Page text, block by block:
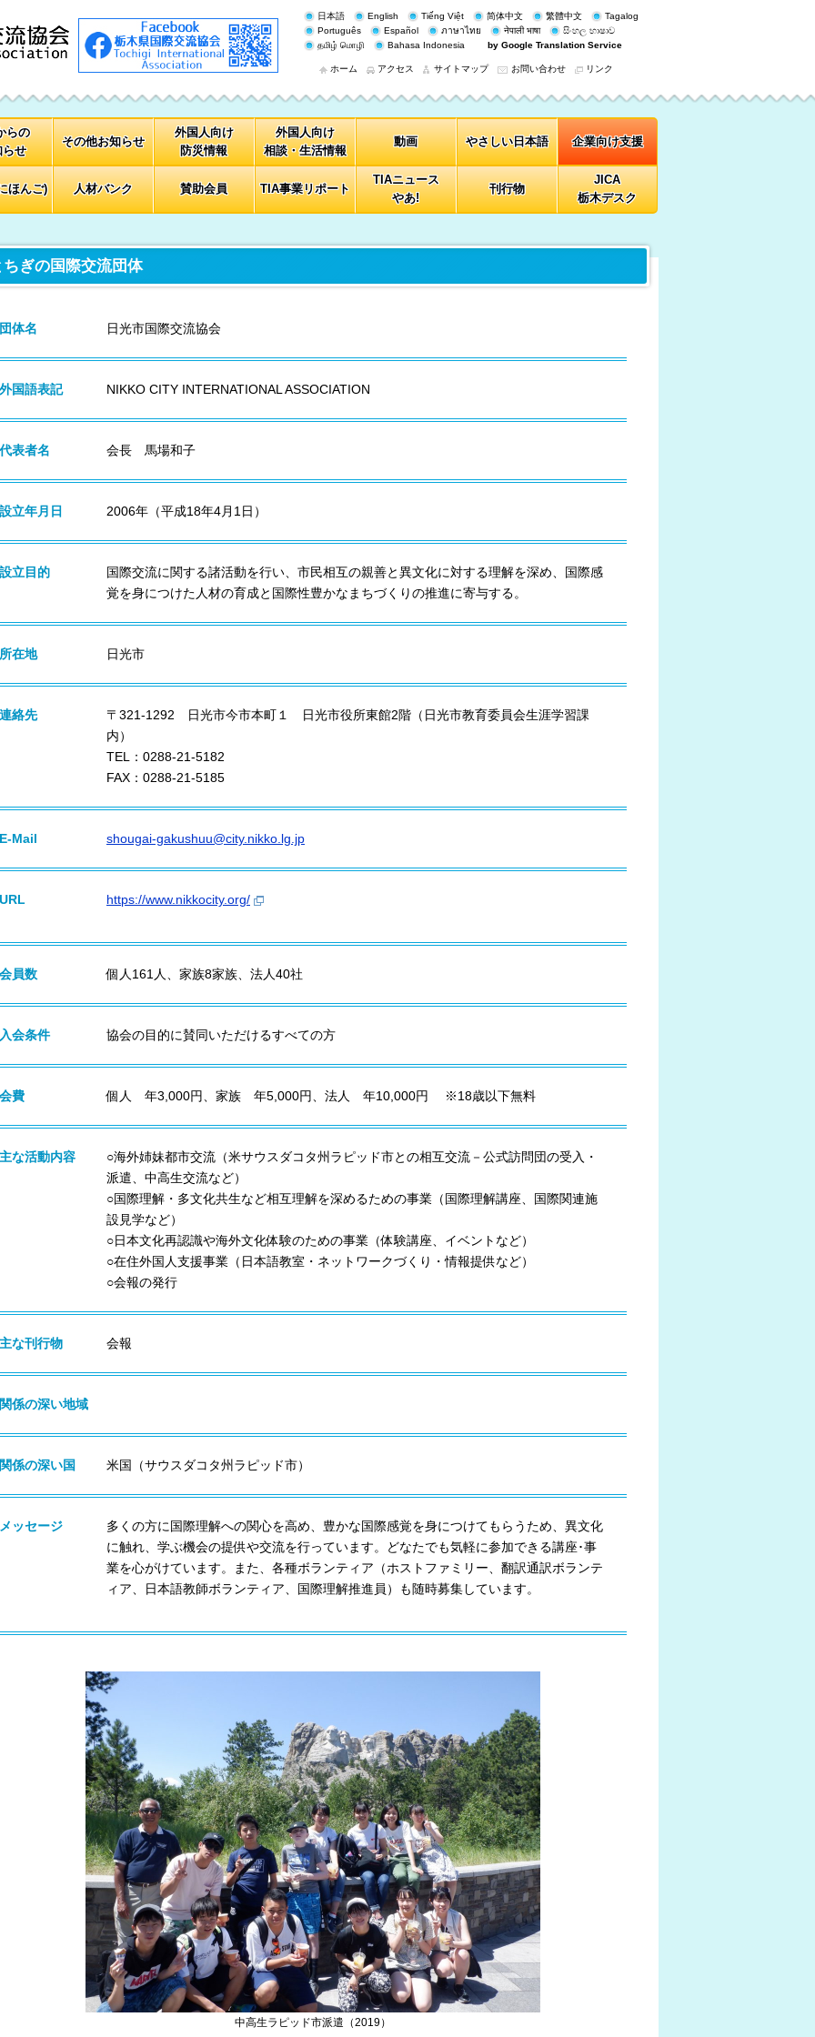
日本語 English Tiếng Việt 简体中文 繁體中文
Tagalog
Português
Español ภาษาไทย नेपाली भाषा
සිංහල භාෂාව
தமிழ் மொழி
Bahasa Indonesia by Google Translation Service
ホーム アクセス サイトマップ お問い合わせ リンク
らの
らせ
その他お知らせ
外国人向け
防災情報
外国人向け
相談・生活情報
動画 やさしい日本語 企業向け支援
ほんご) 人材バンク 賛助会員 TIA事業リポート
TIAニュース
やあ!
刊行物
JICA
栃木デスク
ちぎの国際交流団体
団体名 日光市国際交流協会
外国語表記 NIKKO CITY INTERNATIONAL ASSOCIATION
代表者名 会長 馬場和子
設立年月日 2006年（平成18年4月1日）
設立目的
国際交流に関する諸活動を行い、市民相互の親善と異文化に対する理解を深め、国際感
覚を身につけた人材の育成と国際性豊かなまちづくりの推進に寄与する。
所在地 日光市
連絡先
〒321-1292 日光市今市本町１ 日光市役所東館2階（日光市教育委員会生涯学習課
内）
TEL：0288-21-5182
FAX：0288-21-5185
E-Mail shougai-gakushuu@city.nikko.lg.jp
URL https://www.nikkocity.org/
会員数 個人161人、家族8家族、法人40社
入会条件 協会の目的に賛同いただけるすべての方
会費 個人 年3,000円、家族 年5,000円、法人 年10,000円 ※18歳以下無料
主な活動内容
○海外姉妹都市交流（米サウスダコタ州ラピッド市との相互交流－公式訪問団の受入・
派遣、中高生交流など）
○国際理解・多文化共生など相互理解を深めるための事業（国際理解講座、国際関連施
設見学など）
○日本文化再認識や海外文化体験のための事業（体験講座、イベントなど）
○在住外国人支援事業（日本語教室・ネットワークづくり・情報提供など）
○会報の発行
主な刊行物 会報
関係の深い地域
関係の深い国 米国（サウスダコタ州ラピッド市）
メッセージ
多くの方に国際理解への関心を高め、豊かな国際感覚を身につけてもらうため、異文化
に触れ、学ぶ機会の提供や交流を行っています。どなたでも気軽に参加できる講座･事
業を心がけています。また、各種ボランティア（ホストファミリー、翻訳通訳ボランテ
ィア、日本語教師ボランティア、国際理解推進員）も随時募集しています。
中高生ラピッド市派遣（2019）